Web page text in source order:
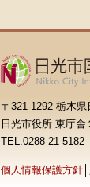
〒321-1292 栃木
日光市役所 東庁舎
TEL.0288-21-
個人情報保護方針